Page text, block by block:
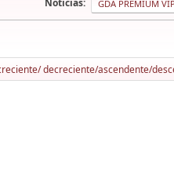
Noticias: GDA PREMIUM
decreciente/ascendente/